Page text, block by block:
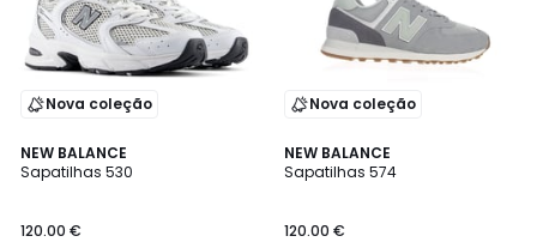
Nova coleção
NEW BALANCE
Sapatilhas 530
120.00 €
4
/
Nova coleção
NEW BALANCE
Sapatilhas 574
120.00 €
4
/